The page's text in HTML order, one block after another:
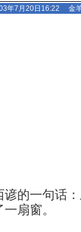
年7月20日16:22 金
的一句话
扇窗。